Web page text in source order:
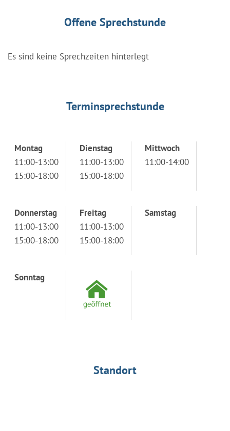
Offene Sprechstunde
Es sind keine Sprechzeiten hinterlegt
Terminsprechstunde
Montag
11:00-13:00
15:00-18:00
Dienstag
11:00-13:00
15:00-18:00
Mittwoch
11:00-14:00
Donnerstag
11:00-13:00
15:00-18:00
Freitag
11:00-13:00
15:00-18:00
Samstag
Sonntag
Standort